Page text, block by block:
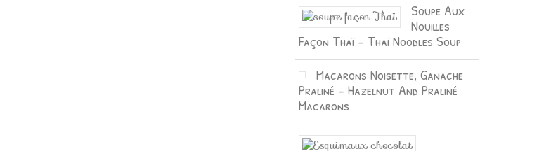
Soupe Aux
Nouilles
Façon Thaï – Thaï Noodles Soup
Macarons Noisette, Ganache
Praliné – Hazelnut And Praliné
Macarons